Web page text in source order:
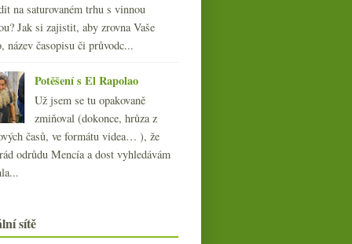
na saturovaném trhu s vinnou
Jak si zajistit, aby zrovna Vaše
název časopisu či průvodc...
Potěšení s El Rapolao
Už jsem se tu opakovaně
zmiňoval (dokonce, hrůza z
časů, ve formátu videa… ), že
odrůdu Mencía a dost vyhledávám
sítě